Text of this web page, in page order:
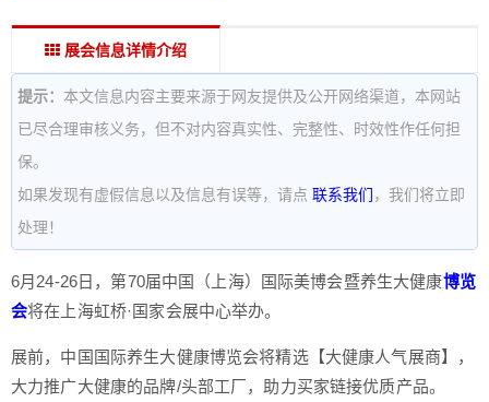
展会信息详情介绍
提示： 本文信息内容主要来源于网友提供及公开网络渠道，本网站
已尽合理审核义务，但不对内容真实性、完整性、时效性作任何担
保。
如果发现有虚假信息以及信息有误等，请点 联系我们 ，我们将立即
处理！
6月24-26日，第70届中国（上海）国际美博会暨养生大健康博览
会将在上海虹桥·国家会展中心举办。
展前，中国国际养生大健康博览会将精选【大健康人气展商】，
大力推广大健康的品牌/头部工厂，助力买家链接优质产品。